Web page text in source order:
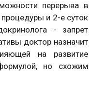
перерыва в
и 2-е суток
- запрет
доктор назначит
на развитие
но схожим